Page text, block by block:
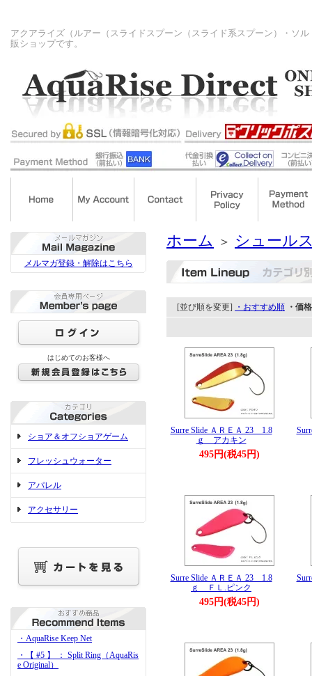
アクアライズ（ルアー（スライドスプーン（スライド系スプーン）・ソ
販ショップです。
メルマガ登録・解除はこちら
はじめてのお客様へ
ショア＆オフショアゲーム
フレッシュウォーター
アパレル
アクセサリー
・AquaRise Keep Net
・【 #5 】 ： Split Ring（AquaRis
e Original）
ホーム ＞ シュール
[並び順を変更] ・おすすめ順 ・価
Surre Slide ＡＲＥＡ 23 1.8
ｇ アカキン
495円(税45円)
Surre Slide ＡＲＥＡ 23 1.8
ｇ ＦＬ.ピンク
495円(税45円)